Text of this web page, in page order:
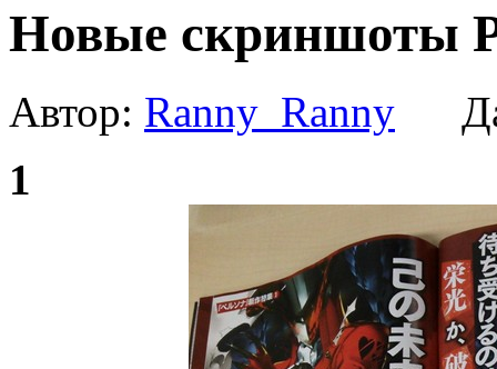
Новые скриншоты
Автор: Ranny_Ranny
1